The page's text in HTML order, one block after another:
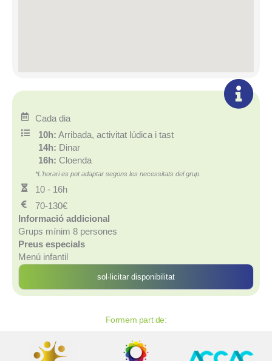
Cada dia
10h: Arribada, activitat lúdica i tast
14h: Dinar
16h: Cloenda
*L'horari es pot adaptar segons les necessitats del grup.
10 - 16h
70-130€
Informació addicional
Grups mínim 8 persones
Preus especials
Menú infantil
sol·licitar disponibilitat
Formem part de: